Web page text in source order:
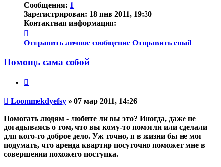
Сообщения: 1
Зарегистрирован: 18 янв 2011, 19:30
Контактная информация:
информация
пользователя
Loommekdyefsy
Отправить личное сообщение Отправить email
Помощь сама собой
Непрочитанное
Loommekdyefsy » 07 мар 2011, 14:26
Помогать людям - любите ли вы это? Иногда, даже не
догадываясь о том, что вы кому-то помогли или сделали
для кого-то доброе дело. Уж точно, я в жизни бы не мог
подумать, что аренда квартир посуточно поможет мне в
совершении похожего поступка.